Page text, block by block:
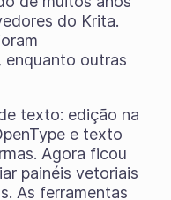
do Krita.
enquanto outras
texto: edição na
e texto
Agora ficou
painéis vetoriais
As ferramentas